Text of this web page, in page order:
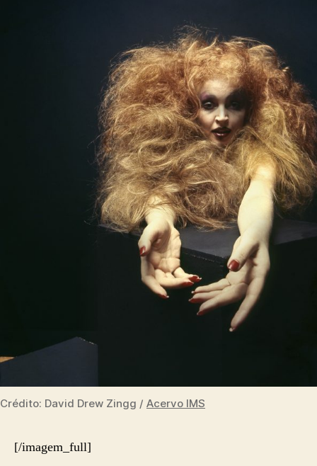
Crédito: David Drew Zingg / Acervo IMS
[/imagem_full]